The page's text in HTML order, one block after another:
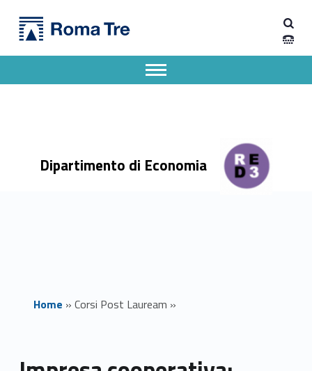
Impresa cooperativa: economia, diritto e management - Dipartimento di Economia
Dipartimento di Economia
Apri il menu secondario
Header info sidebar
Home » Corsi Post Lauream »